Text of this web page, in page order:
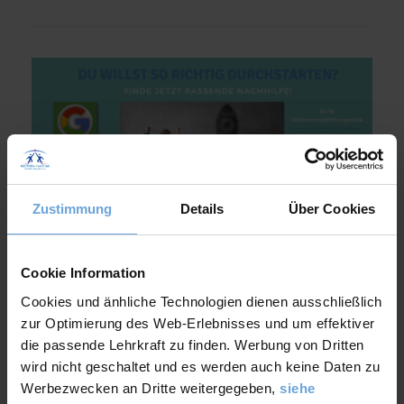
Zustimmung Details Über Cookies
Cookie Information
Cookies und änhliche Technologien dienen ausschließlich
zur Optimierung des Web-Erlebnisses und um effektiver
die passende Lehrkraft zu finden. Werbung von Dritten
wird nicht geschaltet und es werden auch keine Daten zu
Werbezwecken an Dritte weitergegeben, siehe
Jetzt unverbindliche Anfrage senden!
FAQ: Die meistgestellen Fragen